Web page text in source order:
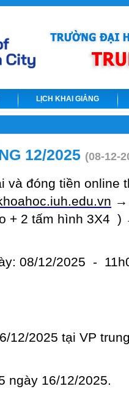
LỊCH KHAI GIẢNG
12/2025 (08-12-
và đóng tiền online
→
+ 2 tấm hình 3X4
08/12/2025 -
12/2025 tại VP
ngày 16/12/2025.